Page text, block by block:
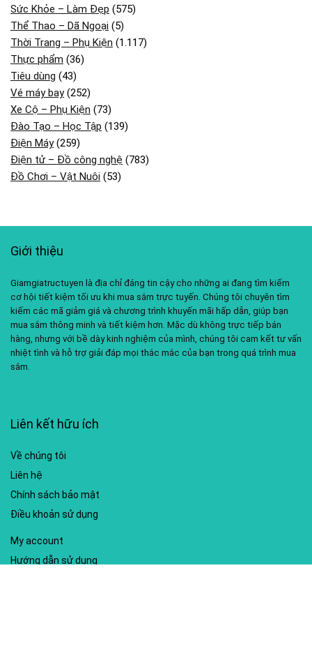
Sức Khỏe – Làm Đẹp (575)
Thể Thao – Dã Ngoại (5)
Thời Trang – Phụ Kiện (1.117)
Thực phẩm (36)
Tiêu dùng (43)
Vé máy bay(252)
Xe Cộ – Phụ Kiện (73)
Đào Tạo – Học Tập (139)
Điện Máy(259)
Điện tử – Đồ công nghệ (783)
Đồ Chơi – Vật Nuôi (53)
Giới thiệu
Giamgiatructuyen là địa chỉ đáng tin cậy cho những ai đang tìm kiếm
cơ hội tiết kiệm tối ưu khi mua sắm trực tuyến. Chúng tôi chuyên tìm
kiếm các mã giảm giá và chương trình khuyến mãi hấp dẫn, giúp bạn
mua sắm thông minh và tiết kiệm hơn. Mặc dù không trực tiếp bán
hàng, nhưng với bề dày kinh nghiệm của mình, chúng tôi cam kết tư vấn
nhiệt tình và hỗ trợ giải đáp mọi thắc mắc của bạn trong quá trình mua
sắm.
Liên kết hữu ích
Về chúng tôi
Liên hệ
Chính sách bảo mật
Điều khoản sử dụng
My account
Hướng dẫn sử dụng